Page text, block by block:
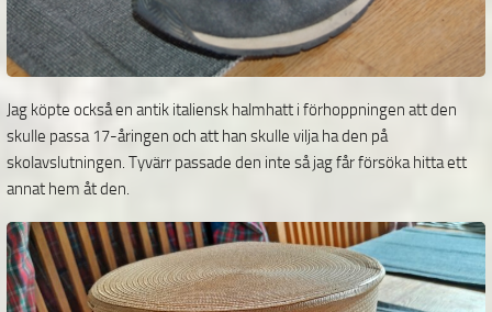
Jag köpte också en antik italiensk halmhatt i förhoppningen att den
skulle passa 17-åringen och att han skulle vilja ha den på
skolavslutningen. Tyvärr passade den inte så jag får försöka hitta ett
annat hem åt den.